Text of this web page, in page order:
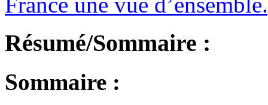
Résumé/Sommaire :
Sommaire :